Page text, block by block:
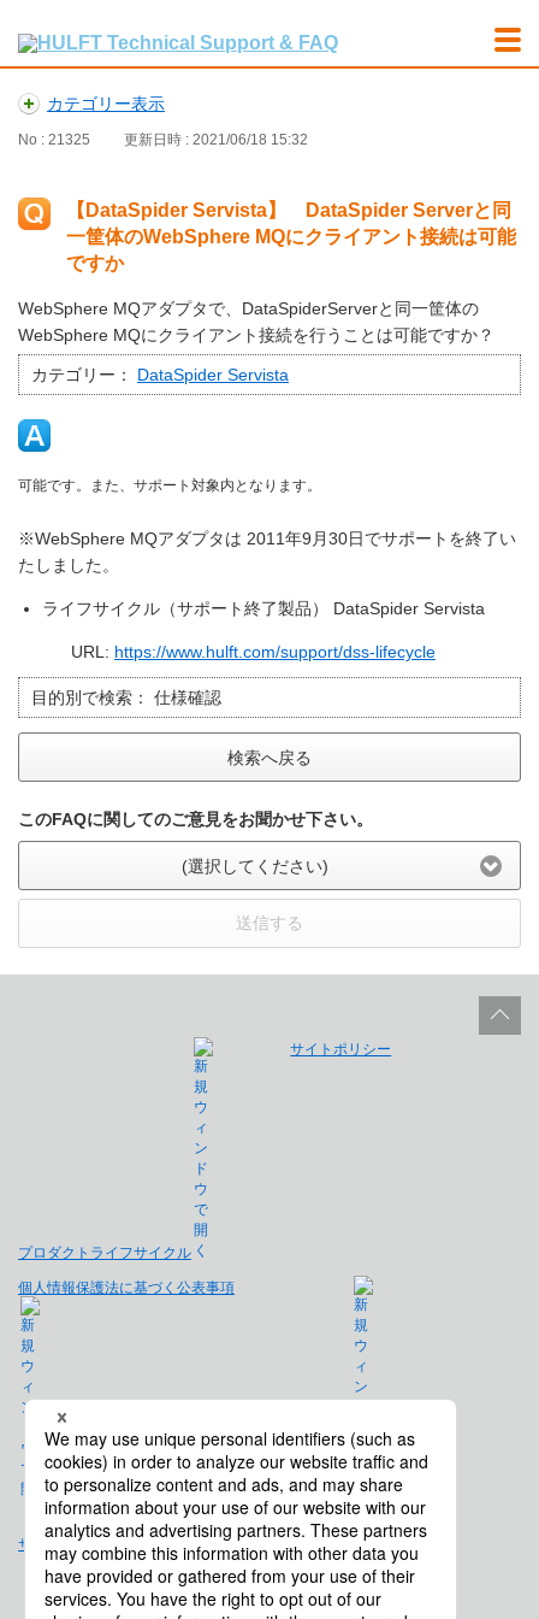
カテゴリー表示
No : 21325 更新日時 : 2021/06/18 15:32
【DataSpider Servista】 DataSpider Serverと同
一筐体のWebSphere MQにクライアント接続は可能
ですか
WebSphere MQアダプタで、DataSpiderServerと同一筐体の
WebSphere MQにクライアント接続を行うことは可能ですか？
カテゴリー： DataSpider Servista
可能です。また、サポート対象内となります。
※WebSphere MQアダプタは 2011年9月30日でサポートを終了い
たしました。
ライフサイクル（サポート終了製品） DataSpider Servista
URL: https://www.hulft.com/support/dss-lifecycle
目的別で検索： 仕様確認
検索へ戻る
このFAQに関してのご意見をお聞かせ下さい。
(選択してください)
送信する
プロダクトライフサイクル
サイトポリシー
個人情報保護法に基づく公表事項
免責事項
サイトマップ